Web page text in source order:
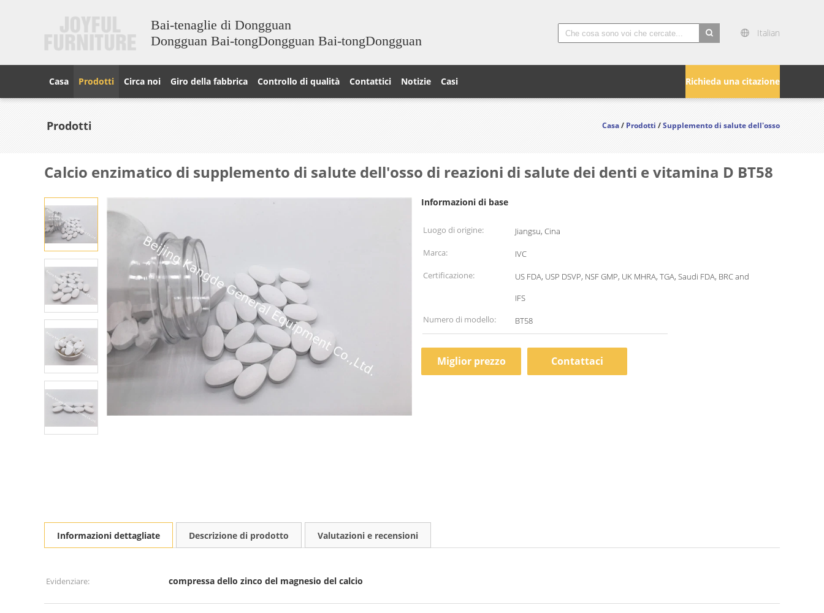
Bai-tenaglie di Dongguan
Dongguan Bai-tongDongguan Bai-tongDongguan
Italian
Richieda una citazione
Casa Prodotti Circa noi Giro della fabbrica Controllo di qualità Contattici Notizie Casi
Prodotti Casa/Prodotti/Supplemento di salute dell'osso
Calcio enzimatico di supplemento di salute dell'osso di reazioni di salute dei denti e vitamina D BT58
Informazioni di base
Luogo di origine:
Jiangsu, Cina
Marca:
IVC
Certificazione:
US FDA, USP DSVP, NSF GMP, UK MHRA, TGA, Saudi FDA, BRC and
IFS
Numero di modello:
BT58
Miglior prezzo Contattaci
Informazioni dettagliate Descrizione di prodotto Valutazioni e recensioni
Evidenziare: compressa dello zinco del magnesio del calcio